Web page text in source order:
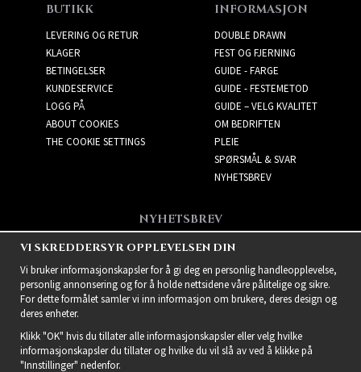
BUTIKK
LEVERING OG RETUR
KLAGER
BETINGELSER
KUNDESERVICE
LOGG PÅ
ABOUT COOKIES
THE COOKIE SETTINGS
INFORMASJON
DOUBLE DRAWN
FEST OG FJERNING
GUIDE - FARGE
GUIDE - FESTEMETOD
GUIDE – VELG KVALITET
OM BEDRIFTEN
PLEIE
SPØRSMÅL & SVAR
NYHETSBREV
NYHETSBREV
Få de beste tilbudene og
spennende nye produkter!
VI SKREDDERSYR OPPLEVELSEN DIN
Vi bruker informasjonskapsler for å gi deg en personlig handleopplevelse,
personlig annonsering og for å holde nettsidene våre pålitelige og sikre.
For dette formålet samler vi inn informasjon om brukere, deres design og
deres enheter.
Klikk "OK" hvis du tillater alle informasjonskapsler eller velg hvilke
informasjonskapsler du tillater og hvilke du vil slå av ved å klikke på
"Innstillinger" nedenfor.